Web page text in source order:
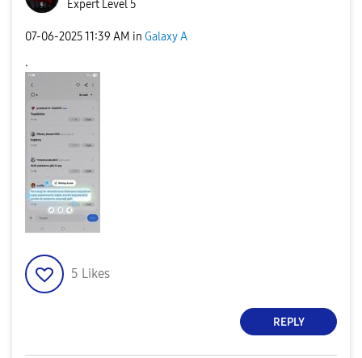
Expert Level 5
‎07-06-202511:39 AM in Galaxy A
.
5 Likes
REPLY